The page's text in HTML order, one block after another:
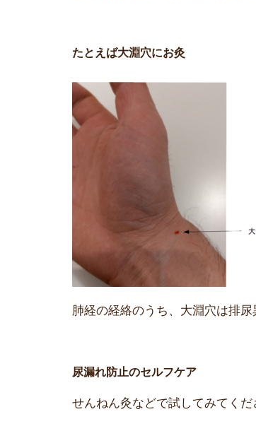
たとえば大淵穴にお灸
肺経の経絡のうち、大淵穴は排
尿漏れ防止のセルフケア
せんねん灸などで試してみてくだ